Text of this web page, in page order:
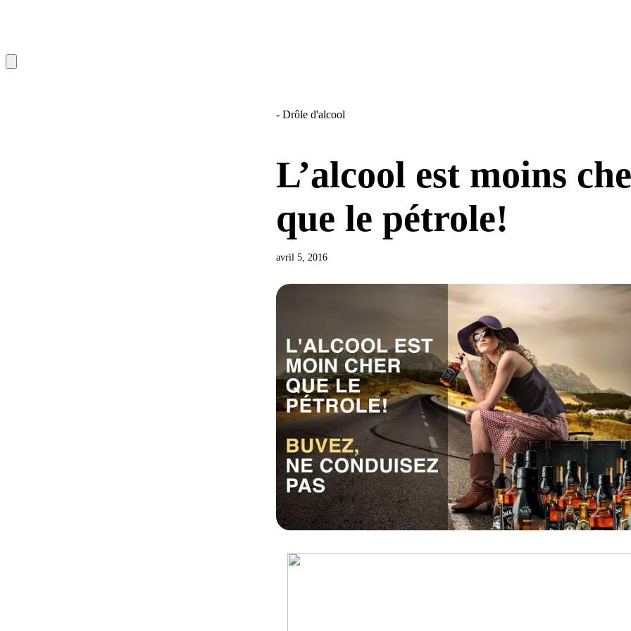
- Drôle d'alcool
L’alcool est moins
que le pétrole!
avril 5, 2016